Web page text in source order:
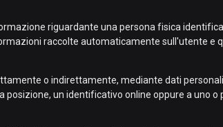
riguardante una persona fisica
raccolte automaticamente sull'utente e
o indirettamente, mediante dati
un identificativo online oppure a uno